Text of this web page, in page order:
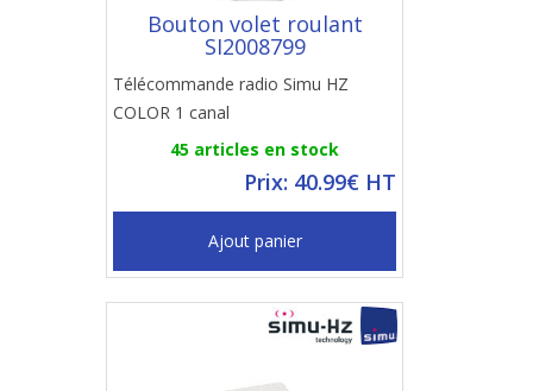
Bouton volet roulant
SI2008799
Télécommande radio Simu HZ
COLOR 1 canal
45 articles en stock
Prix: 40.99€ HT
Ajout panier